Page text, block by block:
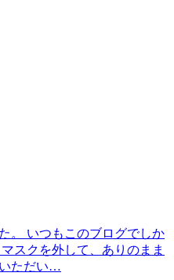
。 いつもこのブログでしか
スクを外して、ありのまま
ただい…